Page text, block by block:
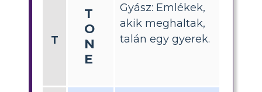
T
T
O
N
E
Gyász: Emlékek,
akik meghaltak,
talán egy gyerek.